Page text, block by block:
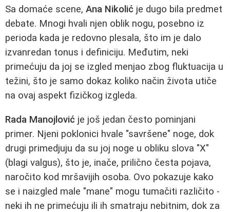
Sa domaće scene, Ana Nikolić je dugo bila predmet
debate. Mnogi hvali njen oblik nogu, posebno iz
perioda kada je redovno plesala, što im je dalo
izvanredan tonus i definiciju. Međutim, neki
primećuju da joj se izgled menjao zbog fluktuacija u
težini, što je samo dokaz koliko način života utiče
na ovaj aspekt fizičkog izgleda.
Rada Manojlović je još jedan često pominjani
primer. Njeni poklonici hvale "savršene" noge, dok
drugi primedjuju da su joj noge u obliku slova "X"
(blagi valgus), što je, inače, prilično česta pojava,
naročito kod mršavijih osoba. Ovo pokazuje kako
se i naizgled male "mane" mogu tumačiti različito -
neki ih ne primećuju ili ih smatraju nebitnim, dok za